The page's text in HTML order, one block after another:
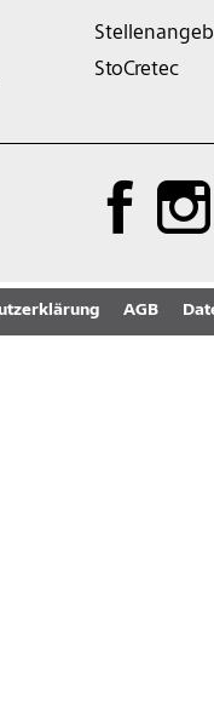
StoCretec
AGB